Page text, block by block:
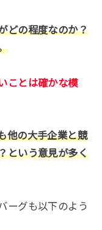
どの程度なのか？
ことは確かな模
他の大手企業と競
という意見が多く
ーグも以下のよう